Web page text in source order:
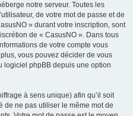
notre serveur. Toutes les
de votre mot de passe et de
» durant votre inscription, sont
de « CasusNO ». Dans tous
de votre compte vous
vous pouvez décider de vous
logiciel phpBB depuis une option
à sens unique) afin qu’il soit
de ne pas utiliser le même mot de